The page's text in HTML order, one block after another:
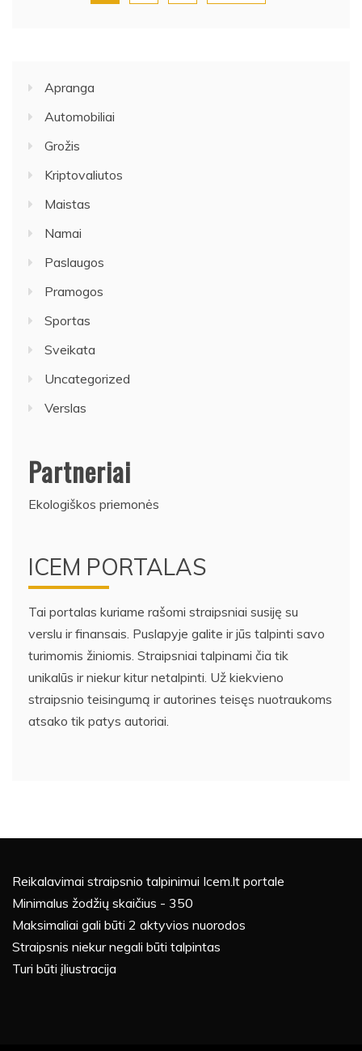
Apranga
Automobiliai
Grožis
Kriptovaliutos
Maistas
Namai
Paslaugos
Pramogos
Sportas
Sveikata
Uncategorized
Verslas
Partneriai
Ekologiškos priemonės
ICEM PORTALAS
Tai portalas kuriame rašomi straipsniai susiję su
verslu ir finansais. Puslapyje galite ir jūs talpinti savo
turimomis žiniomis. Straipsniai talpinami čia tik
unikalūs ir niekur kitur netalpinti. Už kiekvieno
straipsnio teisingumą ir autorines teisęs nuotraukoms
atsako tik patys autoriai.
Reikalavimai straipsnio talpinimui Icem.lt portale
Minimalus žodžių skaičius - 350
Maksimaliai gali būti 2 aktyvios nuorodos
Straipsnis niekur negali būti talpintas
Turi būti įliustracija